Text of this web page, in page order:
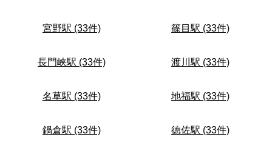
宮野駅 (33件) 篠目駅 (33件)
長門峡駅 (33件) 渡川駅 (33件)
名草駅 (33件) 地福駅 (33件)
鍋倉駅 (33件) 徳佐駅 (33件)